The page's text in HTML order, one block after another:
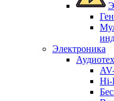
Электроника
Hi-